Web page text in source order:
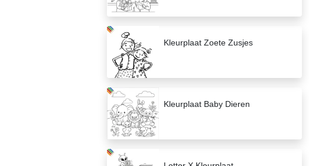
Kleurplaat Zoete Zusjes
Kleurplaat Baby Dieren